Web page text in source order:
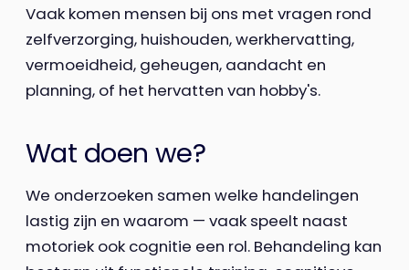
Vaak komen mensen bij ons met vragen rond
zelfverzorging, huishouden, werkhervatting,
vermoeidheid, geheugen, aandacht en
planning, of het hervatten van hobby's.
Wat doen we?
We onderzoeken samen welke handelingen
lastig zijn en waarom — vaak speelt naast
motoriek ook cognitie een rol. Behandeling kan